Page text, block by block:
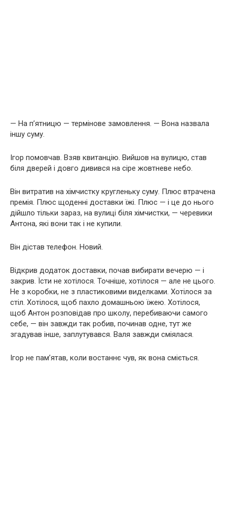
— На п’ятницю — термінове замовлення. — Вона назвала
іншу суму.
Ігор помовчав. Взяв квитанцію. Вийшов на вулицю, став
біля дверей і довго дивився на сіре жовтневе небо.
Він витратив на хімчистку кругленьку суму. Плюс втрачена
премія. Плюс щоденні доставки їжі. Плюс — і це до нього
дійшло тільки зараз, на вулиці біля хімчистки, — черевики
Антона, які вони так і не купили.
Він дістав телефон. Новий.
Відкрив додаток доставки, почав вибирати вечерю — і
закрив. Їсти не хотілося. Точніше, хотілося — але не цього.
Не з коробки, не з пластиковими виделками. Хотілося за
стіл. Хотілося, щоб пахло домашньою їжею. Хотілося,
щоб Антон розповідав про школу, перебиваючи самого
себе, — він завжди так робив, починав одне, тут же
згадував інше, заплутувався. Валя завжди сміялася.
Ігор не пам’ятав, коли востаннє чув, як вона сміється.